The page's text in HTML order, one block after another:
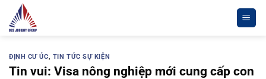
Chuyển
đến
dungĐỊNH CƯ ÚC, TIN TỨC SỰ KIỆN
Tin vui: Visa nông nghiệp mới cung cấp con